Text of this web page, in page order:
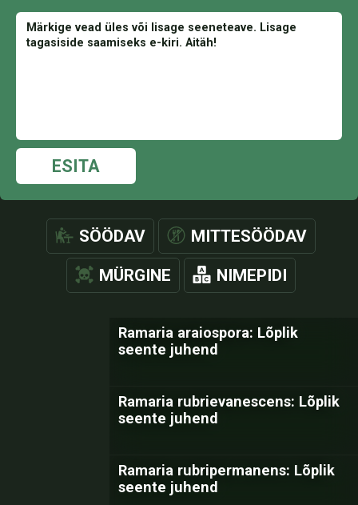
ESITA
SÖÖDAV MITTESÖÖDAV
MÜRGINE NIMEPIDI
Ramaria araiospora: Lõplik
seente juhend
Ramaria rubrievanescens: Lõplik
seente juhend
Ramaria rubripermanens: Lõplik
seente juhend